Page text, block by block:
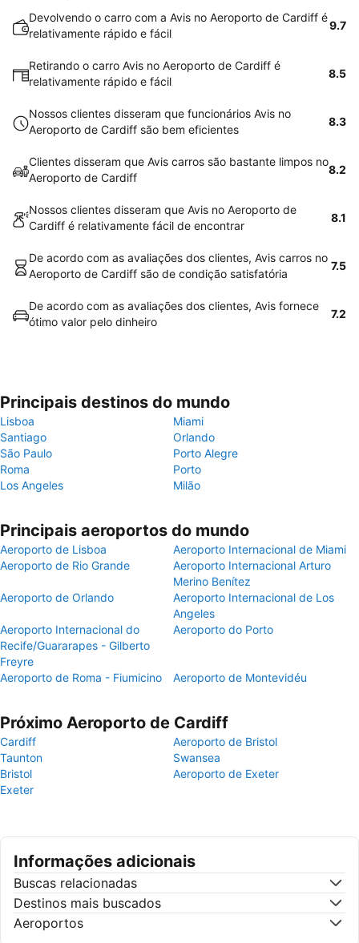
Devolvendo o carro com a Avis no Aeroporto de Cardiff é
relativamente rápido e fácil
9.7
Retirando o carro Avis no Aeroporto de Cardiff é
relativamente rápido e fácil
8.5
Nossos clientes disseram que funcionários Avis no
Aeroporto de Cardiff são bem eficientes
8.3
Clientes disseram que Avis carros são bastante limpos no
Aeroporto de Cardiff
8.2
Nossos clientes disseram que Avis no Aeroporto de
Cardiff é relativamente fácil de encontrar
8.1
De acordo com as avaliações dos clientes, Avis carros no
Aeroporto de Cardiff são de condição satisfatória
7.5
De acordo com as avaliações dos clientes, Avis fornece
ótimo valor pelo dinheiro
7.2
Principais destinos do mundo
Lisboa
Miami
Santiago
Orlando
São Paulo
Porto Alegre
Roma
Porto
Los Angeles
Milão
Principais aeroportos do mundo
Aeroporto de Lisboa
Aeroporto Internacional de Miami
Aeroporto de Rio Grande
Aeroporto Internacional Arturo
Merino Benítez
Aeroporto de Orlando
Aeroporto Internacional de Los
Angeles
Aeroporto Internacional do
Recife/Guararapes - Gilberto
Freyre
Aeroporto do Porto
Aeroporto de Roma - Fiumicino Aeroporto de Montevidéu
Próximo Aeroporto de Cardiff
Cardiff
Aeroporto de Bristol
Taunton
Swansea
Bristol
Aeroporto de Exeter
Exeter
Informações adicionais
Buscas relacionadas
Destinos mais buscados
Aeroportos